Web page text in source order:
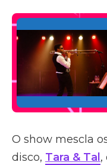
O show mescla
disco, Tara & Tal,